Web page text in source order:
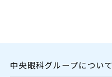
中央眼科グループについて